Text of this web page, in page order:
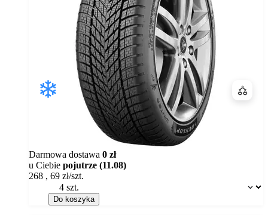
Dostępność:
Darmowa dostawa 0 zł
u Ciebie pojutrze (11.08)
268 , 69 zł/szt.
Do koszyka